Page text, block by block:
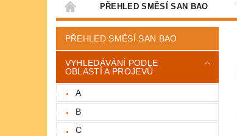
PŘEHLED SMĚSÍ SAN BAO
PŘEHLED SMĚSÍ SAN BAO
VYHLEDÁVÁNÍ PODLE
OBLASTÍ A PROJEVŮ
A
B
C